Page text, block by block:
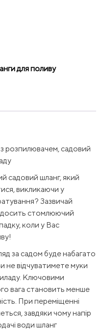
для поливу
розпилювачем, садовий
садовий шланг, який
викликаючи у
Зазвичай
стомлюючий
коли у Вас
за садом буде набагато
не відчуватимете муки
Ключовими
вага становить менше
При переміщенні
завдяки чому напір
води шланг